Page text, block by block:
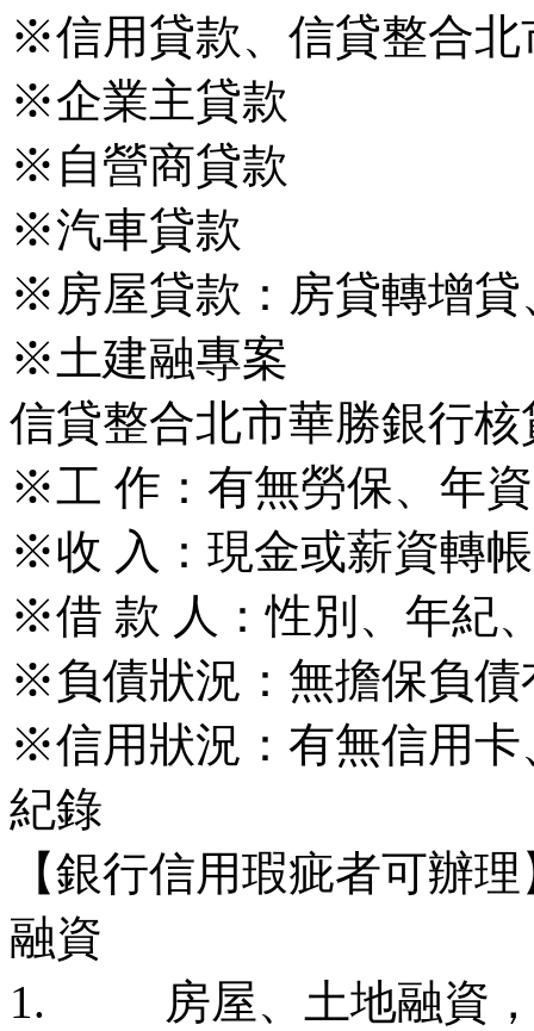
※信用貸款、信貸整合北
※企業主貸款
※自營商貸款
※汽車貸款
※房屋貸款：房貸轉增貸
※土建融專案
信貸整合北市華勝銀行
※工 作：有無勞保、年
※收 入：現金或薪資轉
※借 款 人：性別、年紀
※負債狀況：無擔保負
※信用狀況：有無信用
紀錄
【銀行信用瑕疵者可辦
融資
1. 房屋、土地融資，